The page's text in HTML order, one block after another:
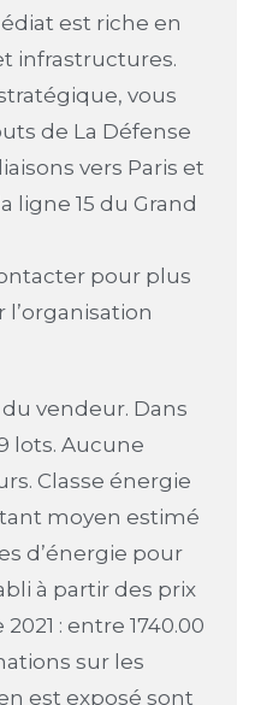
est riche en
infrastructures.
vous
de La Défense
vers Paris et
ligne 15 du Grand
pour plus
vendeur. Dans
lots. Aucune
Classe énergie
moyen estimé
d’énergie pour
à partir des prix
: entre 1740.00
sur les
est exposé sont